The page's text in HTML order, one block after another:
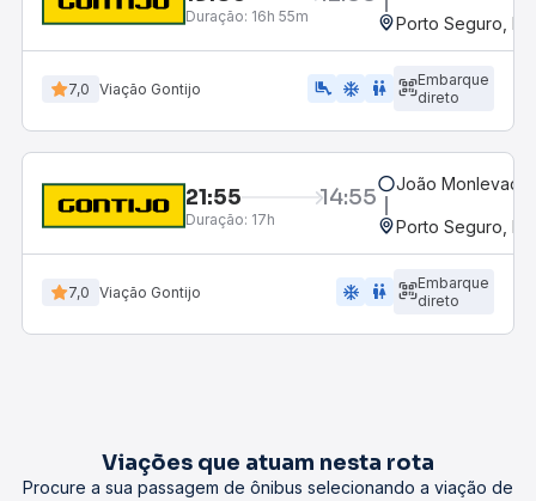
Duração: 16h 55m Porto Seguro, BA
7,0 Viação Gontijo airline_seat_legroom_extra ac_unit wc
Embarque
direto
21:55 14:55
Duração: 17h
João
Porto Seguro, BA
7,0 Viação Gontijo ac_unit wc
Embarque
direto
Viações que atuam nesta rota
Procure a sua passagem de ônibus selecionando a viação de